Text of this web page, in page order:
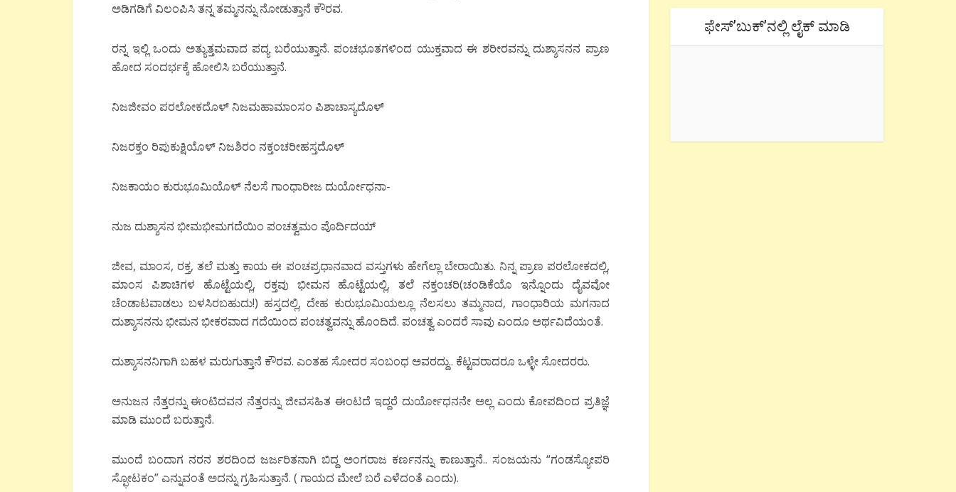
ಅಡಿಗಡಿಗೆ ವಿಲಂಪಿಸಿ ತನ್ನ ತಮ್ಮನನ್ನು ನೋಡುತ್ತಾನೆ ಕೌರವ.
ರನ್ನ ಇಲ್ಲಿ ಒಂದು ಅತ್ಯುತ್ತಮವಾದ ಪದ್ಯ ಬರೆಯುತ್ತಾನೆ. ಪಂಚಭೂತಗಳಿಂದ ಯುಕ್ತವಾದ ಈ ಶರೀರವನ್ನು ದುಶ್ಶಾಸನನ ಪ್ರಾಣ
ಹೋದ ಸಂದರ್ಭಕ್ಕೆ ಹೋಲಿಸಿ ಬರೆಯುತ್ತಾನೆ.
ನಿಜಜೀವಂ ಪರಲೋಕದೊಳ್ ನಿಜಮಹಾಮಾಂಸಂ ಪಿಶಾಚಾಸ್ಯದೊಳ್
ನಿಜರಕ್ತಂ ರಿಪುಕುಕ್ಷಿಯೊಳ್ ನಿಜಶಿರಂ ನಕ್ತಂಚರೀಹಸ್ತದೊಳ್
ನಿಜಕಾಯಂ ಕುರುಭೂಮಿಯೊಳ್ ನೆಲಸೆ ಗಾಂಧಾರೀಜ ದುರ್ಯೋಧನಾ-
ನುಜ ದುಶ್ಶಾಸನ ಭೀಮಭೀಮಗದೆಯಿಂ ಪಂಚತ್ವಮಂ ಪೊರ್ದಿದಯ್
ಜೀವ, ಮಾಂಸ, ರಕ್ತ, ತಲೆ ಮತ್ತು ಕಾಯ ಈ ಪಂಚಪ್ರಧಾನವಾದ ವಸ್ತುಗಳು ಹೇಗೆಲ್ಲಾ ಬೇರಾಯಿತು. ನಿನ್ನ ಪ್ರಾಣ ಪರಲೋಕದಲ್ಲಿ,
ಮಾಂಸ ಪಿಶಾಚಿಗಳ ಹೊಟ್ಟೆಯಲ್ಲಿ, ರಕ್ತವು ಭೀಮನ ಹೊಟ್ಟೆಯಲ್ಲಿ, ತಲೆ ನಕ್ತಂಚರಿ(ಚಂಡಿಕೆಯೊ ಇನ್ನೊಂದು ದೈವವೋ
ಚೆಂಡಾಟವಾಡಲು ಬಳಸಿರಬಹುದು!) ಹಸ್ತದಲ್ಲಿ, ದೇಹ ಕುರುಭೂಮಿಯಲ್ಲೂ ನೆಲಸಲು ತಮ್ಮನಾದ, ಗಾಂಧಾರಿಯ ಮಗನಾದ
ದುಶ್ಶಾಸನನು ಭೀಮನ ಭೀಕರವಾದ ಗದೆಯಿಂದ ಪಂಚತ್ವವನ್ನು ಹೊಂದಿದೆ. ಪಂಚತ್ವ ಎಂದರೆ ಸಾವು ಎಂದೂ ಅರ್ಥವಿದೆಯಂತೆ.
ದುಶ್ಶಾಸನನಿಗಾಗಿ ಬಹಳ ಮರುಗುತ್ತಾನೆ ಕೌರವ. ಎಂತಹ ಸೋದರ ಸಂಬಂಧ ಅವರದ್ದು.. ಕೆಟ್ಟವರಾದರೂ ಒಳ್ಳೇ ಸೋದರರು.
ಅನುಜನ ನೆತ್ತರನ್ನು ಈಂಟಿದವನ ನೆತ್ತರನ್ನು ಜೀವಸಹಿತ ಈಂಟದೆ ಇದ್ದರೆ ದುರ್ಯೋಧನನೇ ಅಲ್ಲ ಎಂದು ಕೋಪದಿಂದ ಪ್ರತಿಜ್ಞೆ
ಮಾಡಿ ಮುಂದೆ ಬರುತ್ತಾನೆ.
ಮುಂದೆ ಬಂದಾಗ ನರನ ಶರದಿಂದ ಜರ್ಜರಿತನಾಗಿ ಬಿದ್ದ ಅಂಗರಾಜ ಕರ್ಣನನ್ನು ಕಾಣುತ್ತಾನೆ.. ಸಂಜಯನು “ಗಂಡಸ್ಯೋಪರಿ
ಸ್ಫೋಟಕಂ” ಎನ್ನುವಂತೆ ಅದನ್ನು ಗ್ರಹಿಸುತ್ತಾನೆ. ( ಗಾಯದ ಮೇಲೆ ಬರೆ ಎಳೆದಂತೆ ಎಂದು).
ಫೇಸ್’ಬುಕ್’ನಲ್ಲಿ ಲೈಕ್ ಮಾಡಿ